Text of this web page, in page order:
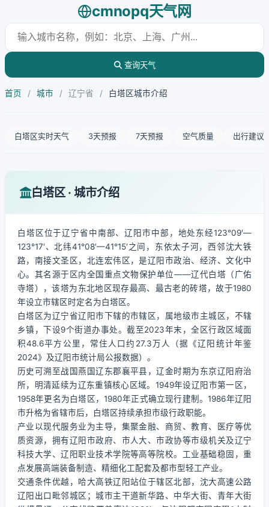
cmnopq天气网
查询天气
首页 / 城市 / 辽宁省 / 白塔区城市介绍
白塔区实时天气 3天预报 7天预报 空气质量 出行建议
白塔区 · 城市介绍
白塔区位于辽宁省中南部、辽阳市中部，地处东经123°09′—
123°17′、北纬41°08′—41°15′之间，东依太子河，西邻沈大铁
路，南接文圣区，北连宏伟区，是辽阳市政治、经济、文化中
心。其名源于区内全国重点文物保护单位——辽代白塔（广佑
寺塔），该塔为东北地区现存最高、最古老的砖塔，故于1980
年设立市辖区时定名为白塔区。
白塔区为辽宁省辽阳市下辖的市辖区，属地级市主城区，不辖
乡镇，下设9个街道办事处。截至2023年末，全区行政区域面
积48.6平方公里，常住人口约27.3万人（据《辽阳统计年鉴
2024》及辽阳市统计局公报数据）。
历史可溯至战国燕国辽东郡襄平县，辽金时期为东京辽阳府治
所，明清延续为辽东重镇核心区域。1949年设辽阳市第一区，
1958年更名为白塔区，1980年正式确立现行建制。1986年辽阳
市升格为省辖市后，白塔区持续承担市级行政职能。
产业以现代服务业为主导，集聚金融、商贸、教育、医疗等优
质资源，拥有辽阳市政府、市人大、市政协等市级机关及辽宁
科技大学、辽阳职业技术学院等高等院校。工业基础稳固，重
点发展高端装备制造、精细化工配套及都市型轻工产业。
交通条件优越，哈大高铁辽阳站位于辖区北部，沈大高速公路
辽阳出口毗邻城区；城市主干道新华路、中华大街、青年大街